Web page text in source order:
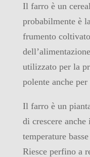
Il farro è un
probabilmente è
frumento
utilizzato per la
polente anche
Il farro è un
di crescere
temperature
Riesce perfino a